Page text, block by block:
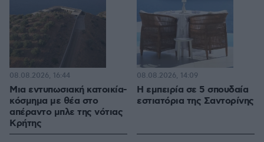
Μια εντυπωσιακή κατοικία-
κόσμημα με θέα στο
απέραντο μπλε της νότιας
Κρήτης
08.08.2026, 16:44
Η εμπειρία σε 5 σπουδαία
εστιατόρια της Σαντορίνης
08.08.2026, 14:09